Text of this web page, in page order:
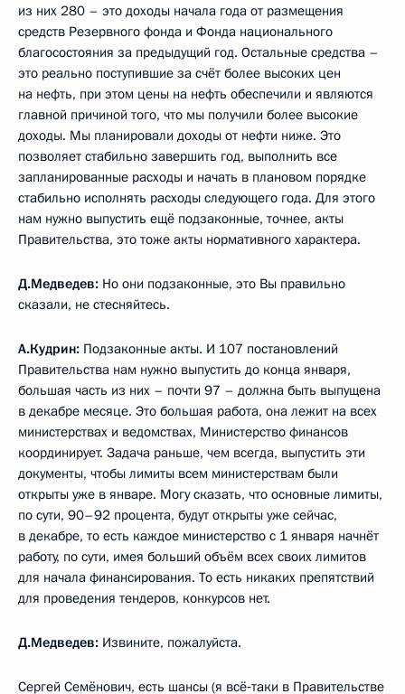
из них 280 – это доходы начала года от размещения
средств Резервного фонда и Фонда национального
благосостояния за предыдущий год. Остальные средства –
это реально поступившие за счёт более высоких цен
на нефть, при этом цены на нефть обеспечили и являются
главной причиной того, что мы получили более высокие
доходы. Мы планировали доходы от нефти ниже. Это
позволяет стабильно завершить год, выполнить все
запланированные расходы и начать в плановом порядке
стабильно исполнять расходы следующего года. Для этого
нам нужно выпустить ещё подзаконные, точнее, акты
Правительства, это тоже акты нормативного характера.
Д.Медведев: Но они подзаконные, это Вы правильно
сказали, не стесняйтесь.
А.Кудрин: Подзаконные акты. И 107 постановлений
Правительства нам нужно выпустить до конца января,
большая часть из них – почти 97 – должна быть выпущена
в декабре месяце. Это большая работа, она лежит на всех
министерствах и ведомствах, Министерство финансов
координирует. Задача раньше, чем всегда, выпустить эти
документы, чтобы лимиты всем министерствам были
открыты уже в январе. Могу сказать, что основные лимиты,
по сути, 90–92 процента, будут открыты уже сейчас,
в декабре, то есть каждое министерство с 1 января начнёт
работу, по сути, имея больший объём всех своих лимитов
для начала финансирования. То есть никаких препятствий
для проведения тендеров, конкурсов нет.
Д.Медведев: Извините, пожалуйста.
Сергей Семёнович, есть шансы (я всё‑таки в Правительстве